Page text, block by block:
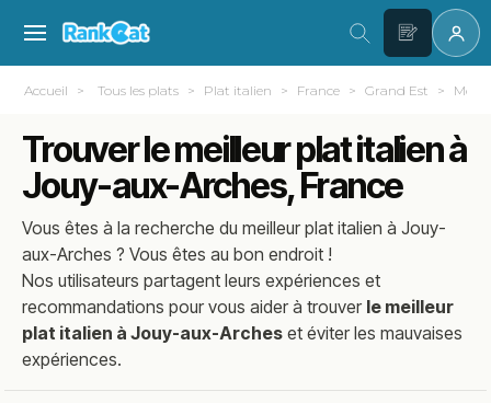
Accueil Tous les plats Plat italien France Grand Est
Trouver le meilleur plat italien à
Jouy-aux-Arches, France
Vous êtes à la recherche du meilleurplat italien àJouy-
aux-Arches ? Vous êtes au bon endroit !
Nos utilisateurs partagent leurs expériences et
recommandations pour vous aider à trouver le meilleur
plat italien à Jouy-aux-Arches et éviter les mauvaises
expériences.